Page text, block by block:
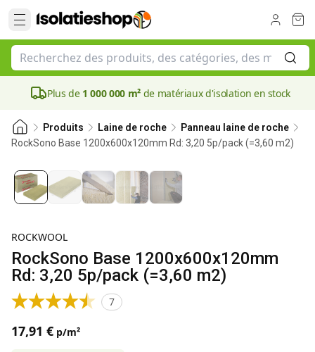
Plus de 1 000 000 m²de matériaux d'isolation en stock
Produits Laine de roche
Panneau laine de roche
RockSono Base 1200x600x120mm Rd: 3,20 5p/pack (=3,60 m2)
120 mm
ROCKWOOL
RockSono Base 1200x600x120mm
Rd: 3,20 5p/pack (=3,60 m2)
7
17,91 € p/m²